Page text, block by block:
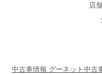
店
中古車情報 グーネット中古